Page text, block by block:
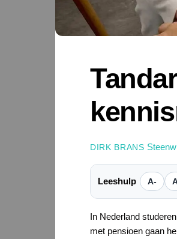
DIRK BRANS
Leeshulp A-
In Nederland
met pensioen gaan